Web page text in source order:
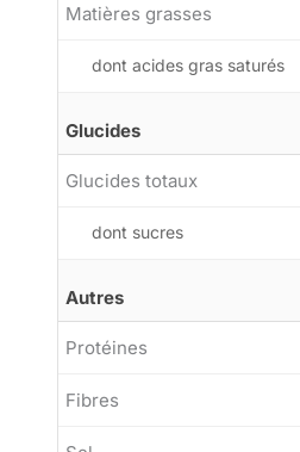
Matières grasses
dont acides gras saturés
Glucides
Glucides totaux
dont sucres
Autres
Protéines
Fibres